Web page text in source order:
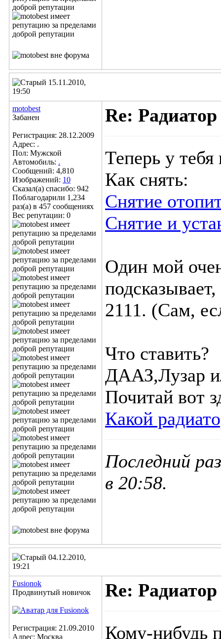
15.11.2010,
19:50
motobest
Забанен
Регистрация: 28.12.2009
Адрес: .
Пол: Мужской
Автомобиль: .
Сообщений: 4,810
Изображений: 10
Сказал(а) спасибо: 942
Поблагодарили 1,234
раз(а) в 457 сообщениях
Вес репутации: 0
Re:
Теперь у
Как снять:
Снятие
Снятие и
Один мой
2111. (Сам,
Что ставить?
ДААЗ,Лузар
Почитай вот
Какой
Последний
в 20:58.
04.12.2010,
19:21
Fusionok
Продвинутый новичок
Регистрация: 21.09.2010
Адрес: Москва
Re:
Кому-нибудь